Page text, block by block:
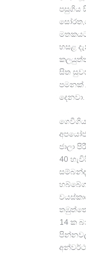
පසුගිය
හසළ
සිත
පමන​ක්
දෙනවා.
ජාලා
40
14 ක